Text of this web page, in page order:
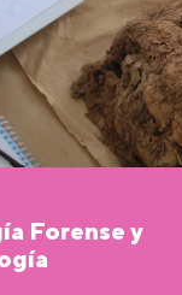
Forense y